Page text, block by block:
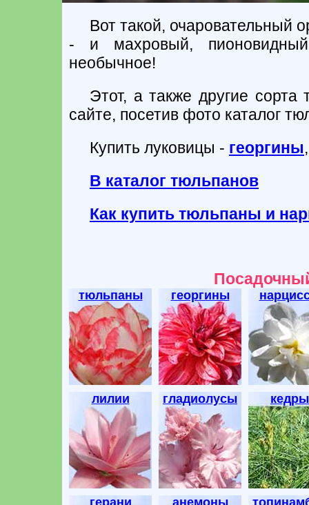
Вот такой,
- и махровый,
необычное!
Этот, а также другие
сайте, посетив фото каталог
Купить луковицы - георгины
В каталог тюльпанов
Как купить тюльпаны и
тюльпаны георгины
лилии гладиолусы кедры